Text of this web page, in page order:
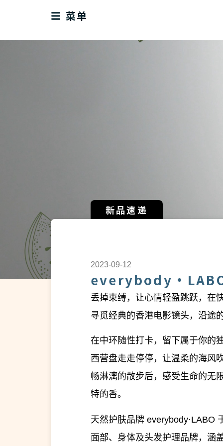
菜单
新品速递
2023-09-12
everybody·LABO
丢掉束缚，让心情轻盈跳跃，在
寻觅经典的香港电影镜头，沿途
在中环随性打卡，留下属于你的
西营盘走走停停，让温柔的海风
畅淋漓的散步后，感受生命的无
特的香。
天然护肤品牌 everybody·LABO
面部、身体及头发护理品牌，涵